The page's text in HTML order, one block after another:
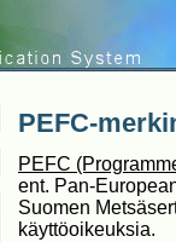
PEFC-
PEFC
ent. Pan-
Suomen
käyttöoikeuksia.